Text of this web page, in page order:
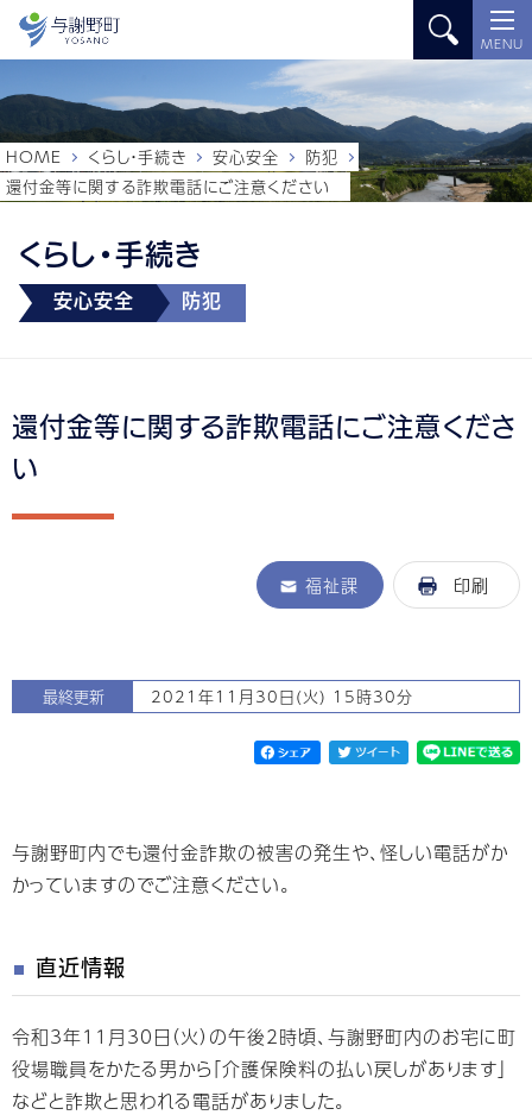
MENU
くらし・手続き
安心安全 防犯
HOME くらし・手続き 安心安全
防犯
還付金等に関する詐欺電話にご注意ください
還付金等に関する詐欺電話にご注意くださ
い
福祉課 印刷
最終更新 2021年11月30日(火) 15時30分
与謝野町内でも還付金詐欺の被害の発生や、怪しい電話がか
かっていますのでご注意ください。
直近情報
令和3年11月30日（火）の午後2時頃、与謝野町内のお宅に町
役場職員をかたる男から「介護保険料の払い戻しがあります」
などと詐欺と思われる電話がありました。